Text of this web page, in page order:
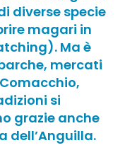
diverse specie
magari in
Ma è
mercati
si
grazie anche
dell’Anguilla.